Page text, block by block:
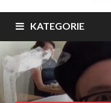
KATEGORIE